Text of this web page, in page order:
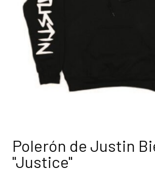
Polerón de Justin
"Justice"